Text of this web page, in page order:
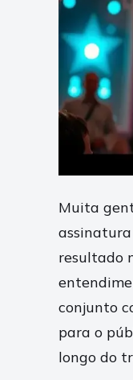
Muita
resultado
conjunto
para o
longo do